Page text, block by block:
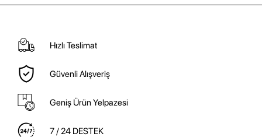
Hızlı Teslimat
Güvenli Alışveriş
Geniş Ürün Yelpazesi
7 / 24 DESTEK